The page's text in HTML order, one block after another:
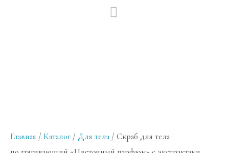
ГЛАВНОЕ
Главная / Каталог / Для тела / Скраб для тела